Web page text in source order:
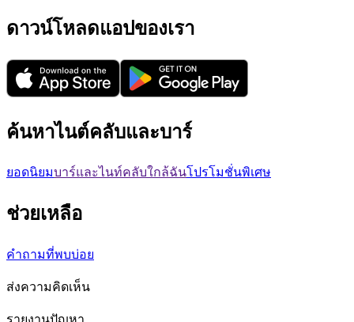
ดาวน์โหลดแอปของเรา
ค้นหาไนต์คลับและบาร์
ยอดนิยมบาร์และไนท์คลับใกล้ฉันโปรโมชั่นพิเศษ
ช่วยเหลือ
คำถามที่พบบ่อย
ส่งความคิดเห็น